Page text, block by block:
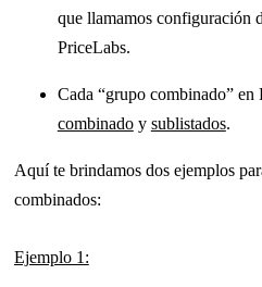
que llamamos configuración
PriceLabs.
Cada “grupo combinado” en
combinadoy sublistados.
Aquí te brindamos dos ejemplos
combinados:
Ejemplo 1: